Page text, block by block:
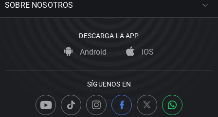
SOBRE NOSOTROS
DESCARGA LA APP
Android iOS
SÍGUENOS EN